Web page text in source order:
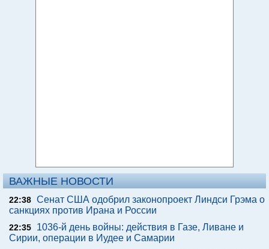
ВАЖНЫЕ НОВОСТИ
22:38 Сенат США одобрил законопроект Линдси Грэма о
санкциях против Ирана и России
22:35
1036-й день войны: действия в Газе, Ливане и
Сирии, операции в Иудее и Самарии